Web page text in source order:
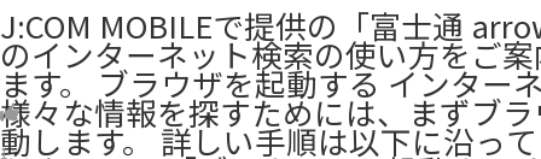
J:COM MOBILEで提供の「富士通
のインターネット検索の使い方をご
ます。 ブラウザを起動する インター
様々な情報を探すためには、まずブ
動します。 詳しい手順は以下に沿っ
1